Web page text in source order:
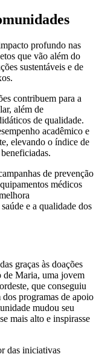
profundo nas
que vão além do
sustentáveis e de
contribuem para a
além de
de qualidade.
acadêmico e
elevando o índice de
de prevenção
médicos
e a qualidade dos
graças às doações
de Maria, uma jovem
que conseguiu
programas de apoio
mudou seu
mais alto e inspirasse
das iniciativas